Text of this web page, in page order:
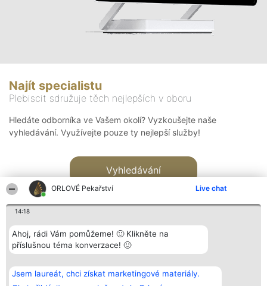
ORLOVÉ Pekařství Live chat
14:18
Ahoj, rádi Vám pomůžeme! 🙂 Klikněte na
příslušnou téma konverzace! 🙂
Jsem laureát, chci získat marketingové materiály.
Najít specialistu
Plebiscit sdružuje těch nejlepších v oboru
Hledáte odborníka ve Vašem okolí? Vyzkoušejte naše
vyhledávání. Využívejte pouze ty nejlepší služby!
Vyhledávání
Bright Side Solutions sp. z o.
o. sp. k.
ul. Ruska 22
Vítězové
Seznam všech
laureátů
Kontakt